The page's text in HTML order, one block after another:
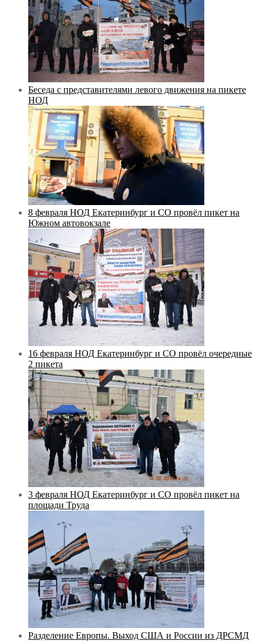
Беседа с представителями левого движения на пикете
НОД
8 февраля НОД Екатеринбург и СО провёл пикет на
Южном автовокзале
16 февраля НОД Екатеринбург и СО провёл очередные
2 пикета
3 февраля НОД Екатеринбург и СО провёл пикет на
площади Труда
Разделение Европы. Выход США и России из ДРСМД